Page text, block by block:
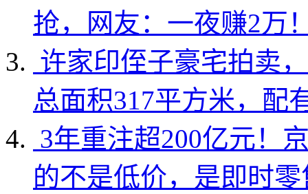
抢，网友：一夜赚2万
许家印侄子豪宅拍卖
总面积317平方米，配
3年重注超200亿元！
的不是低价，是即时